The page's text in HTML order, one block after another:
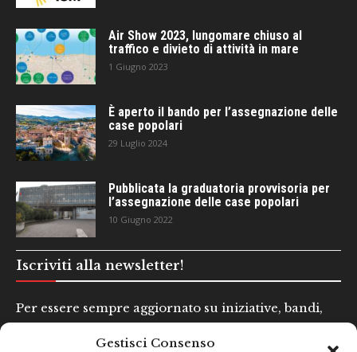
Gestisci Consenso
Air Show 2023, lungomare chiuso al
traffico e divieto di attività in mare
1 Giugno 2023
È aperto il bando per l’assegnazione delle
case popolari
29 Luglio 2024
Pubblicata la graduatoria provvisoria per
l’assegnazione delle case popolari
10 Giugno 2022
Iscriviti alla newsletter!
Per essere sempre aggiornato su iniziative, bandi,